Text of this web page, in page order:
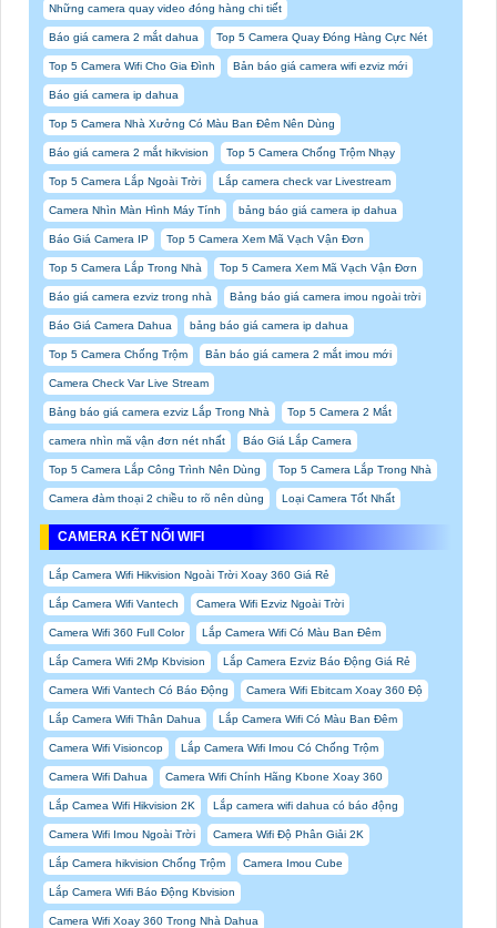
Những camera quay video đóng hàng chi tiết
Báo giá camera 2 mắt dahua Top 5 Camera Quay Đóng Hàng Cực Nét
Top 5 Camera Wifi Cho Gia Đình Bản báo giá camera wifi ezviz mới
Báo giá camera ip dahua
Top 5 Camera Nhà Xưởng Có Màu Ban Đêm Nên Dùng
Báo giá camera 2 mắt hikvision Top 5 Camera Chống Trộm Nhạy
Top 5 Camera Lắp Ngoài Trời Lắp camera check var Livestream
Camera Nhìn Màn Hình Máy Tính bảng báo giá camera ip dahua
Báo Giá Camera IP Top 5 Camera Xem Mã Vạch Vận Đơn
Top 5 Camera Lắp Trong Nhà Top 5 Camera Xem Mã Vạch Vận Đơn
Báo giá camera ezviz trong nhà Bảng báo giá camera imou ngoài trời
Báo Giá Camera Dahua bảng báo giá camera ip dahua
Top 5 Camera Chống Trộm Bản báo giá camera 2 mắt imou mới
Camera Check Var Live Stream
Bảng báo giá camera ezviz Lắp Trong Nhà Top 5 Camera 2 Mắt
camera nhìn mã vận đơn nét nhất Báo Giá Lắp Camera
Top 5 Camera Lắp Công Trình Nên Dùng Top 5 Camera Lắp Trong Nhà
Camera đàm thoại 2 chiều to rõ nên dùng Loại Camera Tốt Nhất
CAMERA KẾT NỐI WIFI
Lắp Camera Wifi Hikvision Ngoài Trời Xoay 360 Giá Rẻ
Lắp Camera Wifi Vantech Camera Wifi Ezviz Ngoài Trời
Camera Wifi 360 Full Color Lắp Camera Wifi Có Màu Ban Đêm
Lắp Camera Wifi 2Mp Kbvision Lắp Camera Ezviz Báo Động Giá Rẻ
Camera Wifi Vantech Có Báo Động Camera Wifi Ebitcam Xoay 360 Độ
Lắp Camera Wifi Thân Dahua Lắp Camera Wifi Có Màu Ban Đêm
Camera Wifi Visioncop Lắp Camera Wifi Imou Có Chống Trộm
Camera Wifi Dahua Camera Wifi Chính Hãng Kbone Xoay 360
Lắp Camea Wifi Hikvision 2K Lắp camera wifi dahua có báo động
Camera Wifi Imou Ngoài Trời Camera Wifi Độ Phân Giải 2K
Lắp Camera hikvision Chống Trộm Camera Imou Cube
Lắp Camera Wifi Báo Động Kbvision
Camera Wifi Xoay 360 Trong Nhà Dahua